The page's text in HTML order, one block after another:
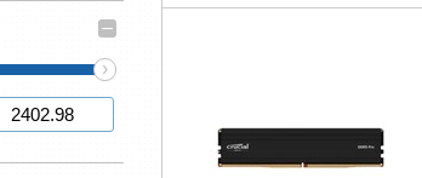
–
›